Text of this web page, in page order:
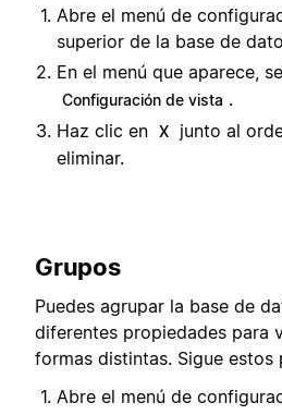
Abre el menú de
superior de la base de
En el menú que aparece,
Configuración de vista .
Haz clic en X
junto al
eliminar.
Grupos
Puedes agrupar la base de
diferentes propiedades para
formas distintas. Sigue estos
Abre el menú de